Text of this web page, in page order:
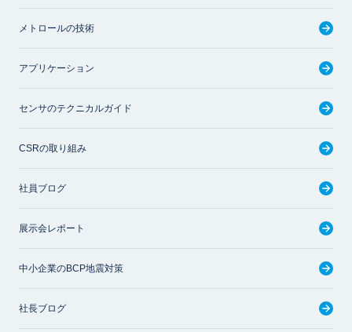
メトロールの技術
アプリケーション
センサのテクニカルガイド
CSRの取り組み
社員ブログ
展示会レポート
中小企業のBCP地震対策
社長ブログ